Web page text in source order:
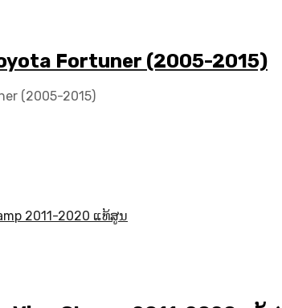
Fortuner (2005-2015)
(2005-2015)